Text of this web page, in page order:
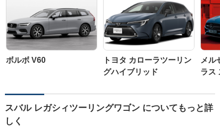
ボルボ V60
トヨタ カローラツーリン
グハイブリッド
メル
ラス
スバル レガシィツーリングワゴン についてもっと詳
しく